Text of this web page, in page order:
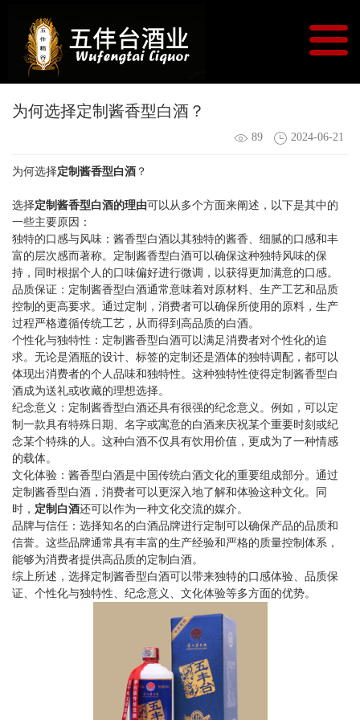
为何选择定制酱香型白酒？
89 2024-06-21
为何选择定制 酱香型白酒 ？
选择定制 酱香型白酒的理由可以从多个方面来阐述，以下是其中的
一些主要原因：
独特的口感与风味：酱香型白酒以其独特的酱香、细腻的口感和丰
富的层次感而著称。定制酱香型白酒可以确保这种独特风味的保
持，同时根据个人的口味偏好进行微调，以获得更加满意的口感。
品质保证：定制酱香型白酒通常意味着对原材料、生产工艺和品质
控制的更高要求。通过定制，消费者可以确保所使用的原料，生产
过程严格遵循传统工艺，从而得到高品质的白酒。
个性化与独特性：定制酱香型白酒可以满足消费者对个性化的追
求。无论是酒瓶的设计、标签的定制还是酒体的独特调配，都可以
体现出消费者的个人品味和独特性。这种独特性使得定制酱香型白
酒成为送礼或收藏的理想选择。
纪念意义：定制酱香型白酒还具有很强的纪念意义。例如，可以定
制一款具有特殊日期、名字或寓意的白酒来庆祝某个重要时刻或纪
念某个特殊的人。这种白酒不仅具有饮用价值，更成为了一种情感
的载体。
文化体验：酱香型白酒是中国传统白酒文化的重要组成部分。通过
定制酱香型白酒，消费者可以更深入地了解和体验这种文化。同
时， 定制白酒还可以作为一种文化交流的媒介。
品牌与信任：选择知名的白酒品牌进行定制可以确保产品的品质和
信誉。这些品牌通常具有丰富的生产经验和严格的质量控制体系，
能够为消费者提供高品质的定制白酒。
综上所述，选择定制酱香型白酒可以带来独特的口感体验、品质保
证、个性化与独特性、纪念意义、文化体验等多方面的优势。